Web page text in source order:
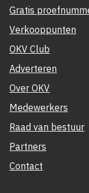
Gratis
Verkooppunten
OKV Club
Adverteren
Over OKV
Medewerkers
Raad van bestuur
Partners
Contact